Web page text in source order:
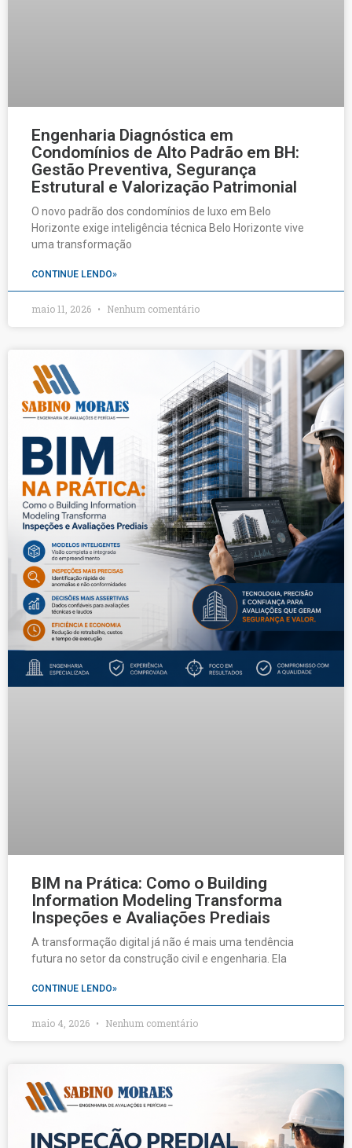
Engenharia Diagnóstica em
Condomínios de Alto Padrão em BH:
Gestão Preventiva, Segurança
Estrutural e Valorização Patrimonial
O novo padrão dos condomínios de luxo em Belo
Horizonte exige inteligência técnica Belo Horizonte vive
uma transformação
CONTINUE LENDO»
maio 11, 2026 Nenhum comentário
BIM na Prática: Como o Building
Information Modeling Transforma
Inspeções e Avaliações Prediais
A transformação digital já não é mais uma tendência
futura no setor da construção civil e engenharia. Ela
CONTINUE LENDO»
maio 4, 2026 Nenhum comentário